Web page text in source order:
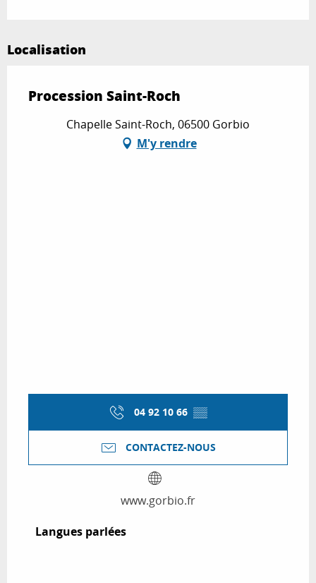
Localisation
Procession Saint-Roch
Chapelle Saint-Roch, 06500 Gorbio
M'y rendre
04 92 10 66 ▒▒
CONTACTEZ-NOUS
www.gorbio.fr
Langues parlées
Langues parlées